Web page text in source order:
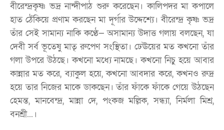
বীরেন্দ্রকৃষ্ণ ভদ্র নান্দীপাঠ শুরু করেছেন। কালিপদর মা কপালে
হাত ঠেঁকিয়ে প্রণাম করছেন মা দূর্গার উদ্দেশ্যে। বীরেন্দ্র কৃষ্ণ ভদ্র
তাঁর সেই সামান্য নাকি কণ্ঠে— অসামান্য উদাত্ত গলায় বলছেন, যা
দেবী সর্ব ভূতেষু মাতৃ রুপেণ সংস্থিতা। ঢেঊয়ের মত কখনো তাঁর
গলা উপরে উঠছে। কখনো মধ্যে নামছে। কখনো নিচু হয়ে আবার
কান্নার মত করে, ব্যাকুল হয়ে, কখনো আবদার করে, কখনও রুদ্র
হয়ে তার নিজের মাকে ডাকছেন। তাঁর ফাঁকে ফাঁকে গেয়ে উঠছেন
হেমন্ত, মানবেন্দ্র, মান্না দে, পংকজ মল্লিক, সন্ধ্যা, নির্মলা মিশ্র,
বনশ্রী...।